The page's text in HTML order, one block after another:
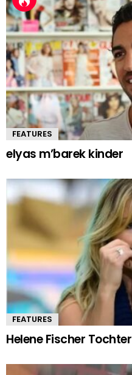
FEATURES
elyas m’barek kinder
FEATURES
Helene Fischer Tochter